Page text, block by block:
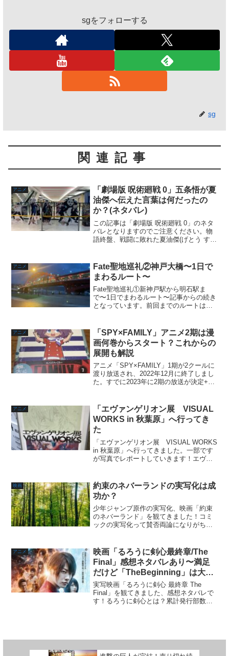
sgをフォローする
sg
関連記事
アニメ
「劇場版 呪術廻戦 0」五条悟が夏
油傑へ伝えた言葉は何だったの
か？(ネタバレ)
この記事は「劇場版 呪術廻戦 0」のネタ
バレとなりますのでご注意ください。物
語終盤、戦闘に敗れた夏油傑(げとう すぐ
をします。会話の最後に五条があるセリ
フを吐き、...
アニメ
Fate聖地巡礼②神戸大橋〜1日で
まわるルート〜
Fate聖地巡礼①新神戸駅から明石駅ま
で〜1日でまわるルート〜記事からの続き
となっています。前回までのルートは約2
れる場所は夕方から夜を目指して行くの
をオススメします...
アニメ
「SPY×FAMILY」アニメ2期は漫
画何巻からスタート？これからの
展開も解説
アニメ「SPY×FAMILY」1期が2クールに
渡り放送され、2022年12月に終了しまし
た。すでに2023年に2期の放送が決定+劇
心ですね。この記事ではアニ...
アニメ
「エヴァンゲリオン展 VISUAL
WORKS in 秋葉原」へ行ってき
た
「エヴァンゲリオン展 VISUAL WORKS
in 秋葉原」へ行ってきました。一部です
が写真でレポートしていきます！エヴァ
300点を超える制作資料やイラスト作品
《ビジュ...
映画
約束のネバーランドの実写化は成
功か？
少年ジャンプ原作の実写化、映画「約束
のネバーランド」を観てきました！コミ
ックの実写化って賛否両論になりがちで
ます。個人の評価として、映画「約束の
ネバーランド」は原作派も...
アニメ
映画「るろうに剣心最終章/The
Final」感想ネタバレあり〜満足
だけど「TheBeginning」は大丈
夫？〜
実写映画「るろうに剣心 最終章 The
Final」を観てきました、感想ネタバレで
す！るろうに剣心とは？累計発行部数